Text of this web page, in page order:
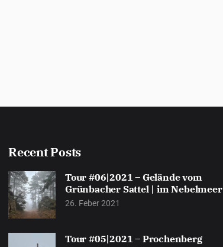
Recent Posts
Tour #06|2021 – Gelände vom
Grünbacher Sattel | im Nebelmeer
26. Feber 2021
Tour #05|2021 – Prochenberg